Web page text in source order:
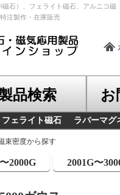
石）、フェライト磁石、アルニコ磁
注製作・在庫販売
品検索 お
フェライト磁石 ラバーマグ
束密度から探す
2000G 2001G〜